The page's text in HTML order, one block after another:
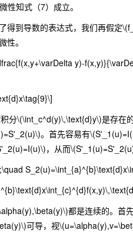
性知式（7）成立。
导数的表达式，我们再假定
。
y)-
\(\int_c^d(y)\,\text{d}y\)是存在
。首先容易有
，从而
都是连续的。首
可导，视